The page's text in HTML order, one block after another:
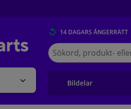
14 DAGARS ÅNGERRÄTT
Sök
på
Winparts.se
Bildelar